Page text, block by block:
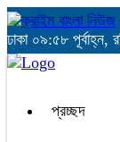
ঢাকা ০৯:৫৮ পূর্বাহ্ন,
প্রচ্ছদ